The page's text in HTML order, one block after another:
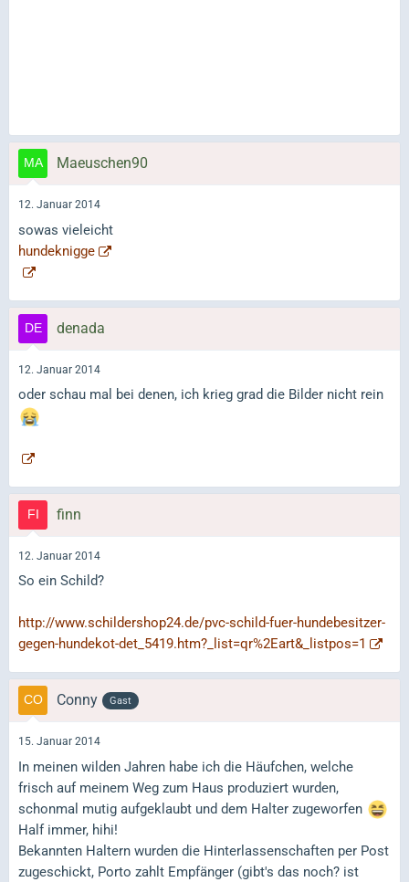
Maeuschen90
12. Januar 2014
sowas vieleicht
hundeknigge
denada
12. Januar 2014
oder schau mal bei denen, ich krieg grad die Bilder nicht rein
finn
12. Januar 2014
So ein Schild?
http://www.schildershop24.de/pvc-schild-fuer-hundebesitzer-
gegen-hundekot-det_5419.htm?_list=qr%2Eart&_listpos=1
Conny Gast
15. Januar 2014
In meinen wilden Jahren habe ich die Häufchen, welche
frisch auf meinem Weg zum Haus produziert wurden,
schonmal mutig aufgeklaubt und dem Halter zugeworfen
Half immer, hihi!
Bekannten Haltern wurden die Hinterlassenschaften per Post
zugeschickt, Porto zahlt Empfänger (gibt's das noch? ist